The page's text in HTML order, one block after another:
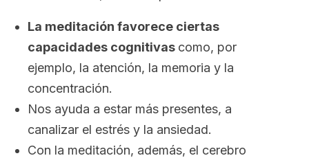
La meditación favorece ciertas
capacidades cognitivas como, por
ejemplo, la atención, la memoria y la
concentración.
Nos ayuda a estar más presentes, a
canalizar el estrés y la ansiedad.
Con la meditación, además, el cerebro